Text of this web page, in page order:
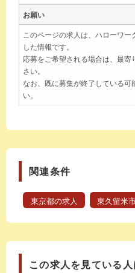
お願い
このページの求人は、ハローワ
した情報です。
応募をご希望される場合は、最
さい。
なお、既に募集が終了している
い。
関連条件
東京都の求人 東久留米
この求人を見ている